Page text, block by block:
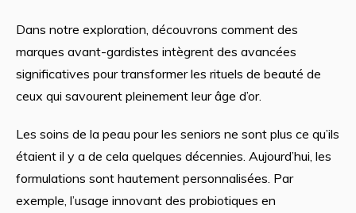
Dans notre exploration, découvrons comment des
marques avant-gardistes intègrent des avancées
significatives pour transformer les rituels de beauté de
ceux qui savourent pleinement leur âge d’or.
Les soins de la peau pour les seniors ne sont plus ce qu’ils
étaient il y a de cela quelques décennies. Aujourd’hui, les
formulations sont hautement personnalisées. Par
exemple, l’usage innovant des probiotiques en